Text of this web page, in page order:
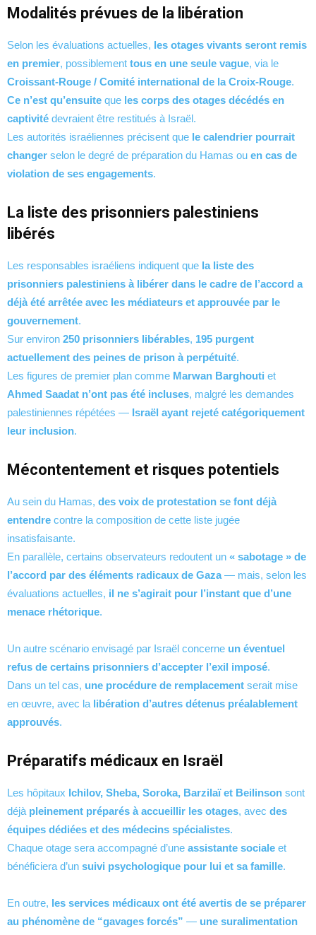
Modalités prévues de la libération
Selon les évaluations actuelles, les otages vivants seront remis
en premier, possiblement tous en une seule vague, via le
Croissant-Rouge / Comité international de la Croix-Rouge.
Ce n’est qu’ensuite que les corps des otages décédés en
captivité devraient être restitués à Israël.
Les autorités israéliennes précisent que le calendrier pourrait
changer selon le degré de préparation du Hamas ou en cas de
violation de ses engagements.
La liste des prisonniers palestiniens
libérés
Les responsables israéliens indiquent que la liste des
prisonniers palestiniens à libérer dans le cadre de l’accord a
déjà été arrêtée avec les médiateurs et approuvée par le
gouvernement.
Sur environ 250 prisonniers libérables, 195 purgent
actuellement des peines de prison à perpétuité.
Les figures de premier plan comme Marwan Barghouti et
Ahmed Saadat n’ont pas été incluses, malgré les demandes
palestiniennes répétées — Israël ayant rejeté catégoriquement
leur inclusion.
Mécontentement et risques potentiels
Au sein du Hamas, des voix de protestation se font déjà
entendre contre la composition de cette liste jugée
insatisfaisante.
En parallèle, certains observateurs redoutent un « sabotage » de
l’accord par des éléments radicaux de Gaza— mais, selon les
évaluations actuelles, il ne s’agirait pour l’instant que d’une
menace rhétorique.
Un autre scénario envisagé par Israël concerne un éventuel
refus de certains prisonniers d’accepter l’exil imposé.
Dans un tel cas, une procédure de remplacement serait mise
en œuvre, avec la libération d’autres détenus préalablement
approuvés.
Préparatifs médicaux en Israël
Les hôpitaux Ichilov, Sheba, Soroka, Barzilaï et Beilinson sont
déjà pleinement préparés à accueillir les otages, avec des
équipes dédiées et des médecins spécialistes.
Chaque otage sera accompagné d’une assistante sociale et
bénéficiera d’un suivi psychologique pour lui et sa famille.
En outre, les services médicaux ont été avertis de se préparer
au phénomène de “gavages forcés” — une suralimentation